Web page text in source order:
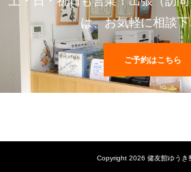
は、お気軽に相談
ご予約はこちら
Copyright 2026 健友館ゆうき